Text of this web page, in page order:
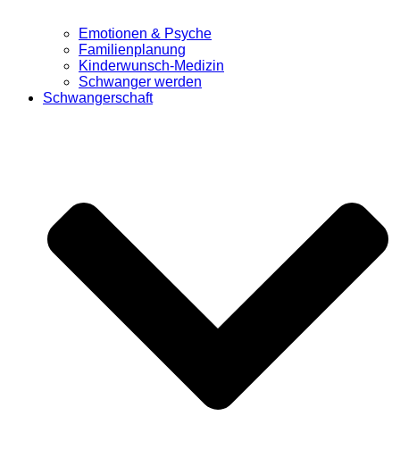
Emotionen & Psyche
Familienplanung
Kinderwunsch-Medizin
Schwanger werden
Schwangerschaft